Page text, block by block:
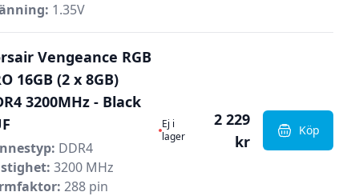
1.35V
Vengeance RGB
16GB (2 x 8GB)
3200MHz - Black
DDR4
3200 MHz
288 pin
Ej i lager
Ej i
lager
2 229
kr
Köp
, Corsair